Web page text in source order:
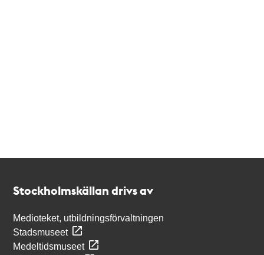
Stockholmskällan drivs av
Medioteket, utbildningsförvaltningen
Stadsmuseet
Medeltidsmuseet